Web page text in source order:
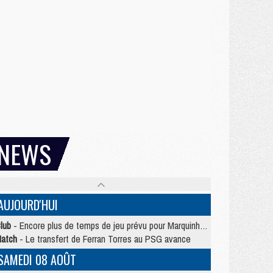
- Encore plus de temps de jeu prévu pour Marquinhos et les Portugais en Supercoupe
- Le transfert de Ferran Torres au PSG avance
08 AOÛT